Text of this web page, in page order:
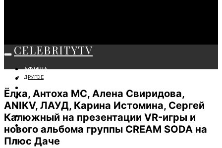
CELEBRITYTV
АФИША
СОБЫТИЯ
КРАСОТА
МОДА
ЛИЧНОСТЬ
ОТДЫХ
СОВЕТЫ ЭКСПЕРТОВ
ДРУГОЕ
Ёлка, Антоха МС, Алена Свиридова,
ANIKV, ЛАУД, Карина Истомина, Сергей
Калюжный на презентации VR-игры и
нового альбома группы CREAM SODA на
Плюс Даче